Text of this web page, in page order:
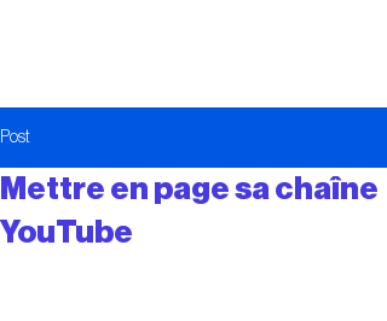
Post
Mettre en page sa chaîne
YouTube